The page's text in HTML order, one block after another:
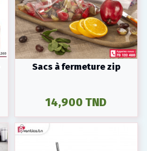
Sacs à fermeture zip
14,900 TND